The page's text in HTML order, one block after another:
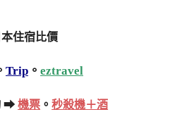
本住宿比價
Trip 。 eztravel
➡機票 。秒殺機＋酒